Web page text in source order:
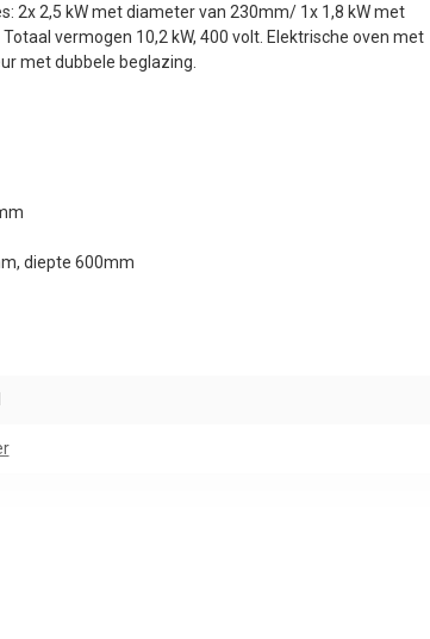
2x 2,5 kW met diameter van 230mm/ 1x 1,8 kW met
vermogen 10,2 kW, 400 volt. Elektrische oven met
met dubbele beglazing.
diepte 600mm